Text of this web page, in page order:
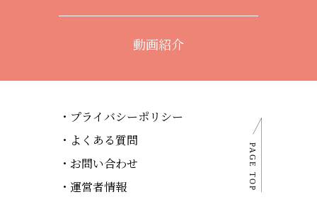
動画紹介
プライバシーポリシー
よくある質問
お問い合わせ
運営者情報